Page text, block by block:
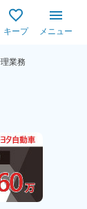
キープ メニュー
業務
！時